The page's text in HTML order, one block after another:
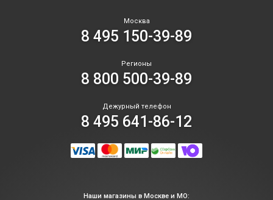
Москва
8 495 150-39-89
Регионы
8 800 500-39-89
Дежурный телефон
8 495 641-86-12
Наши магазины в Москве и МО: